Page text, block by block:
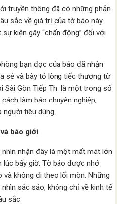
truyền thông đã có những phản
sắc về giá trị của tờ báo này.
kiện gây “chấn động” đối với
bạn đọc của báo đã nhận
sẻ và bày tỏ lòng tiếc thương từ
Sài Gòn Tiếp Thị là một trong số
làm báo chuyên nghiệp,
người tiêu dùng.
báo giới
nhận đây là một mất mát lớn
lúc bấy giờ. Tờ báo được nhớ
và không đi theo lối mòn. Những
sắc sảo, không chỉ về kinh tế
sắc.